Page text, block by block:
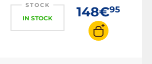
STOCK
IN STOCK 148€95